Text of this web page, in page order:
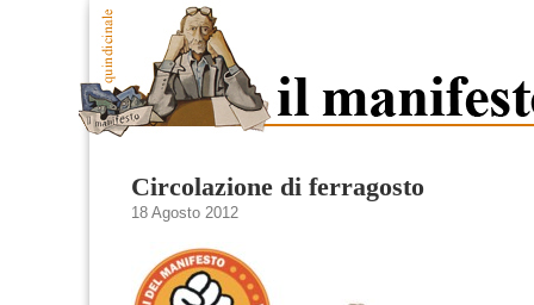
Circolazione di ferragosto
18 Agosto 2012